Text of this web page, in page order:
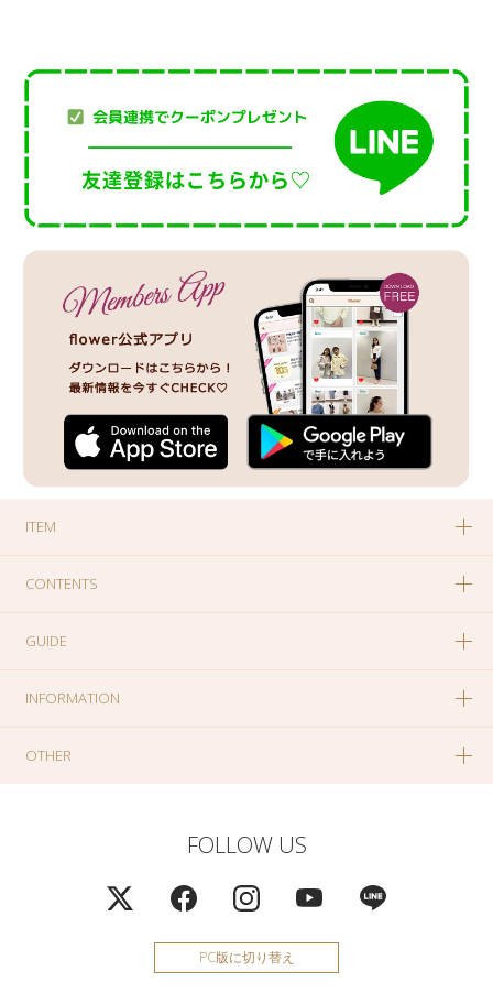
ITEM
CONTENTS
GUIDE
INFORMATION
OTHER
FOLLOW US
PC版に切り替え